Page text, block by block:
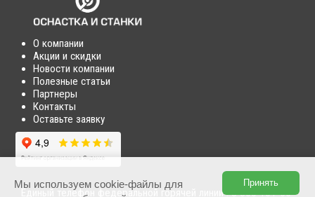
О компании
Акции и скидки
Новости компании
Полезные статьи
Партнеры
Контакты
Оставьте заявку
Единый телефон федеральной горячей линии :8 800 101-56-
Мы используем cookie-файлы для
Принять